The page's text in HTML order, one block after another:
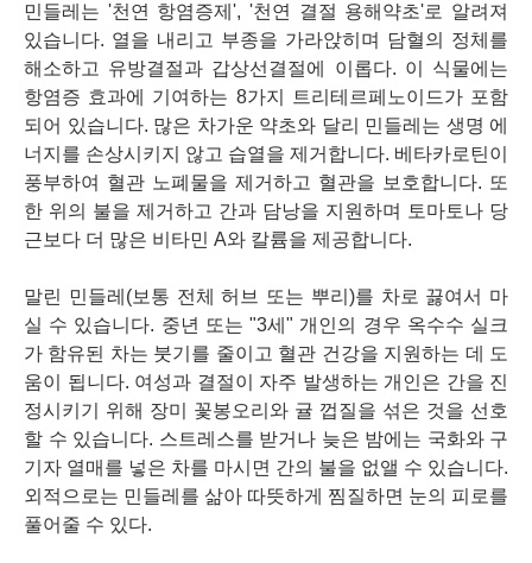
민들레는 '천연 항염증제', '천연 결절 용해약초'로 알려져
있습니다. 열을 내리고 부종을 가라앉히며 담혈의 정체를
해소하고 유방결절과 갑상선결절에 이롭다. 이 식물에는
항염증 효과에 기여하는 8가지 트리테르페노이드가 포함
되어 있습니다. 많은 차가운 약초와 달리 민들레는 생명 에
너지를 손상시키지 않고 습열을 제거합니다. 베타카로틴이
풍부하여 혈관 노폐물을 제거하고 혈관을 보호합니다. 또
한 위의 불을 제거하고 간과 담낭을 지원하며 토마토나 당
근보다 더 많은 비타민 A와 칼륨을 제공합니다.
말린 민들레(보통 전체 허브 또는 뿌리)를 차로 끓여서 마
실 수 있습니다. 중년 또는 "3세" 개인의 경우 옥수수 실크
가 함유된 차는 붓기를 줄이고 혈관 건강을 지원하는 데 도
움이 됩니다. 여성과 결절이 자주 발생하는 개인은 간을 진
정시키기 위해 장미 꽃봉오리와 귤 껍질을 섞은 것을 선호
할 수 있습니다. 스트레스를 받거나 늦은 밤에는 국화와 구
기자 열매를 넣은 차를 마시면 간의 불을 없앨 수 있습니다.
외적으로는 민들레를 삶아 따뜻하게 찜질하면 눈의 피로를
풀어줄 수 있다.